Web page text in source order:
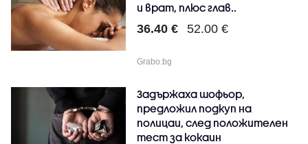
и врат, плюс глав..
36.40 € 52.00 €
Grabo.bg
Задържаха шофьор,
предложил подкуп на
полицаи, след положителен
тест за кокаин